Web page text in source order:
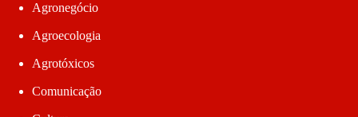
Agronegócio
Agroecologia
Agrotóxicos
Comunicação